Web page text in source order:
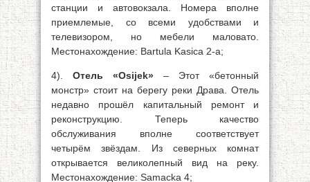
станции и автовокзала. Номера вполне
приемлемые, со всеми удобствами и
телевизором, но мебели маловато.
Местонахождение: Bartula Kasica 2-а;
4). Отель «Osijek» – Этот «бетонный
монстр» стоит на берегу реки Драва. Отель
недавно прошёл капитальный ремонт и
реконструкцию. Теперь качество
обслуживания вполне соответствует
четырём звёздам. Из северных комнат
открывается великолепный вид на реку.
Местонахождение: Samacka 4;